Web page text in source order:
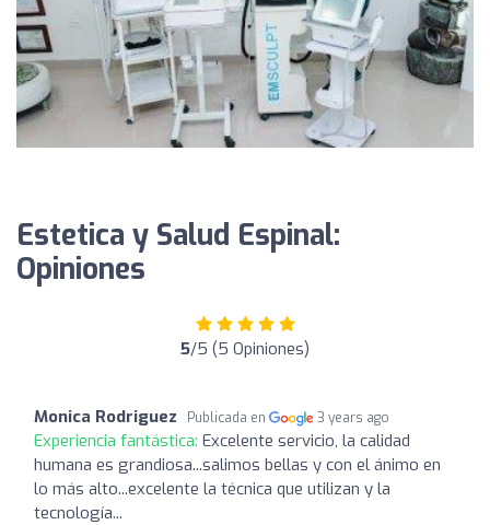
Estetica y Salud Espinal:
Opiniones
5/5 (5 Opiniones)
Monica Rodriguez Publicada en 3 years ago
Experiencia fantástica: Excelente servicio, la calidad
humana es grandiosa...salimos bellas y con el ánimo en
lo más alto...excelente la técnica que utilizan y la
tecnología...